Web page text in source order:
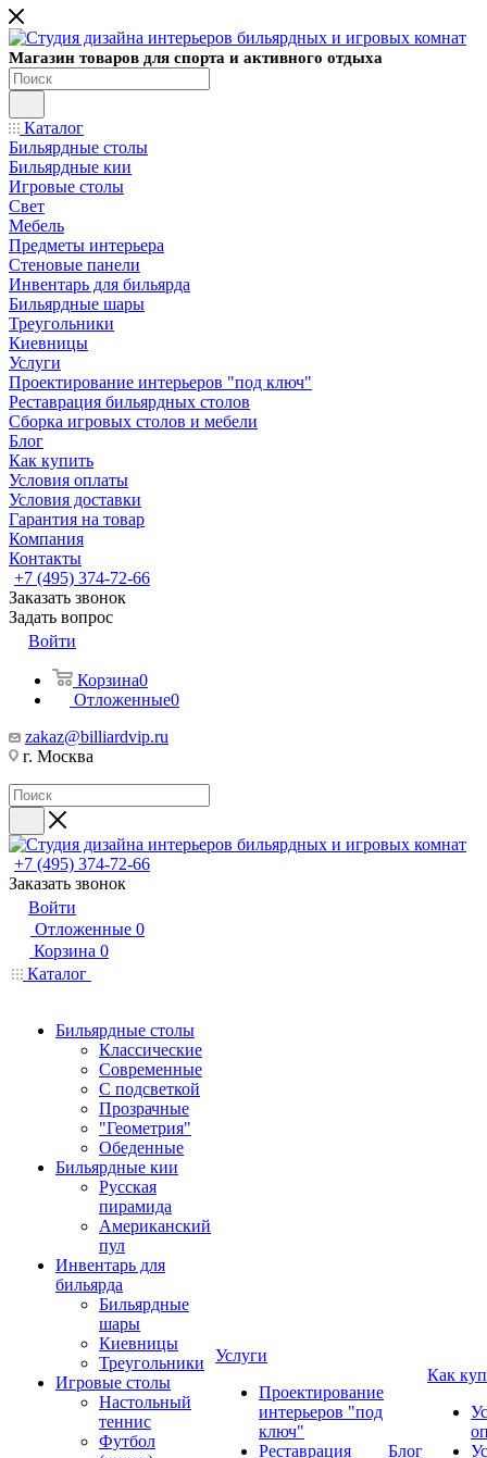
Магазин товаров для спорта и активного отдыха
Каталог
Бильярдные столы
Бильярдные кии
Игровые столы
Свет
Мебель
Предметы интерьера
Стеновые панели
Инвентарь для бильярда
Бильярдные шары
Треугольники
Киевницы
Услуги
Проектирование интерьеров "под ключ"
Реставрация бильярдных столов
Сборка игровых столов и мебели
Блог
Как купить
Условия оплаты
Условия доставки
Гарантия на товар
Компания
Контакты
+7 (495) 374-72-66
Заказать звонок
Задать вопрос
Войти
Корзина0
Отложенные0
zakaz@billiardvip.ru
г. Москва
+7 (495) 374-72-66
Заказать звонок
Войти
Отложенные 0
Корзина 0
Каталог
Бильярдные столы
Классические
Современные
С подсветкой
Прозрачные
"Геометрия"
Обеденные
Бильярдные кии
Русская
пирамида
Американский
пул
Инвентарь для
бильярда
Бильярдные
шары
Киевницы
Треугольники
Игровые столы
Настольный
теннис
Футбол
Услуги
Проектирование
интерьеров "под
ключ"
Реставрация
Блог
Как